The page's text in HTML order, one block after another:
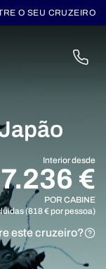
O SEU CRUZEIRO
Interior desde
7.236 €
POR CABINE
(818 € por pessoa)
este cruzeiro?